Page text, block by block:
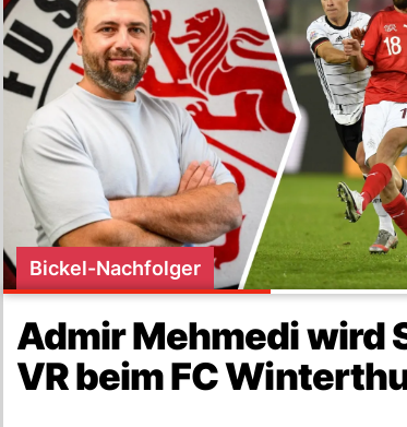
Bickel-Nachfolger
Admir Mehmedi wird
VR beim FC